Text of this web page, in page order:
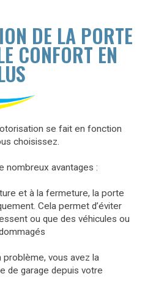
DE LA PORTE
CONFORT EN
se fait en fonction
choisissez.
nombreux avantages :
et à la fermeture, la porte
Cela permet d’éviter
ou que des véhicules ou
problème, vous avez la
de garage depuis votre